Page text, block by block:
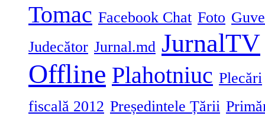
Tomac Facebook Chat Foto
Judecător Jurnal.md JurnalTV
Offline Plahotniuc Plecări
fiscală 2012 Președintele Țării